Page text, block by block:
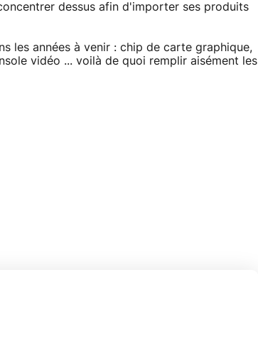
dessus afin d'importer ses produits
les années à venir : chip de carte graphique,
vidéo ... voilà de quoi remplir aisément les